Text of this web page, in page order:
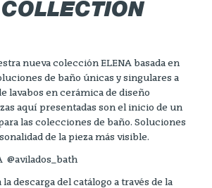
nueva colección ELENA basada en
de baño únicas y singulares a
lavabos en cerámica de diseño
aquí presentadas son el inicio de un
las colecciones de baño. Soluciones
de la pieza más visible.
@avilados_bath
descarga del catálogo a través de la